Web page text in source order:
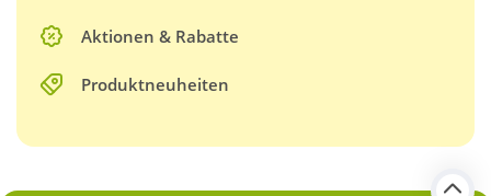
Aktionen & Rabatte
Produktneuheiten